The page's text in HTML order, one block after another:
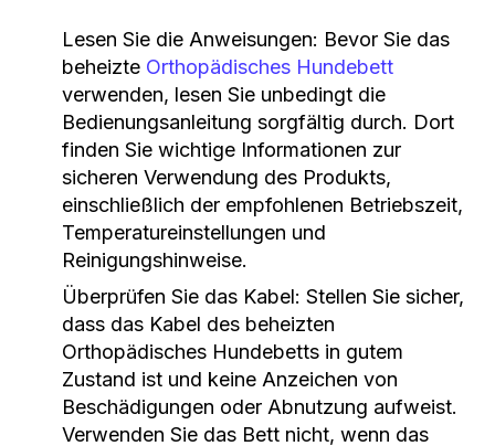
Lesen Sie die Anweisungen: Bevor Sie das
beheizte Orthopädisches Hundebett
verwenden, lesen Sie unbedingt die
Bedienungsanleitung sorgfältig durch. Dort
finden Sie wichtige Informationen zur
sicheren Verwendung des Produkts,
einschließlich der empfohlenen Betriebszeit,
Temperatureinstellungen und
Reinigungshinweise.
Überprüfen Sie das Kabel: Stellen Sie sicher,
dass das Kabel des beheizten
Orthopädisches Hundebetts in gutem
Zustand ist und keine Anzeichen von
Beschädigungen oder Abnutzung aufweist.
Verwenden Sie das Bett nicht, wenn das